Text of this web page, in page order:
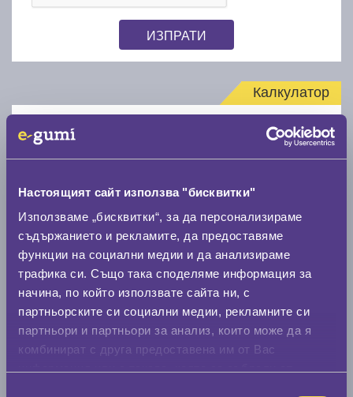
Настоящият сайт използва "бисквитки"
Използваме „бисквитки“, за да персонализираме
съдържанието и рекламите, да предоставяме
функции на социални медии и да анализираме
трафика си. Също така споделяме информация за
начина, по който използвате сайта ни, с
партньорските си социални медии, рекламните си
партньори и партньори за анализ, които може да я
комбинират с друга предоставена им от Вас
ИЗПРАТИ
Калкулатор
Нов размер